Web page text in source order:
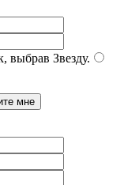
выбрав Звезду.